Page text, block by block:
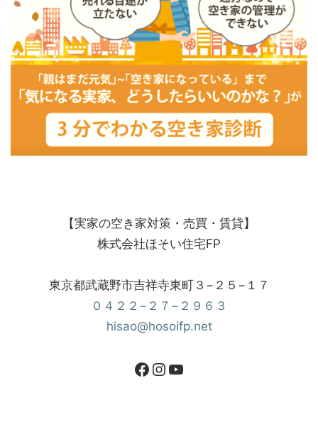
【実家の空き家対策・売買・賃貸】
株式会社ほそい住宅FP
東京都武蔵野市吉祥寺東町３−２５−１７
０４２２−２７−２９６３
hisao@hosoifp.net